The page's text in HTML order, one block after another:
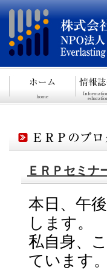
ＥＲＰセミナ
本日、午
します。
私自身、
ています。